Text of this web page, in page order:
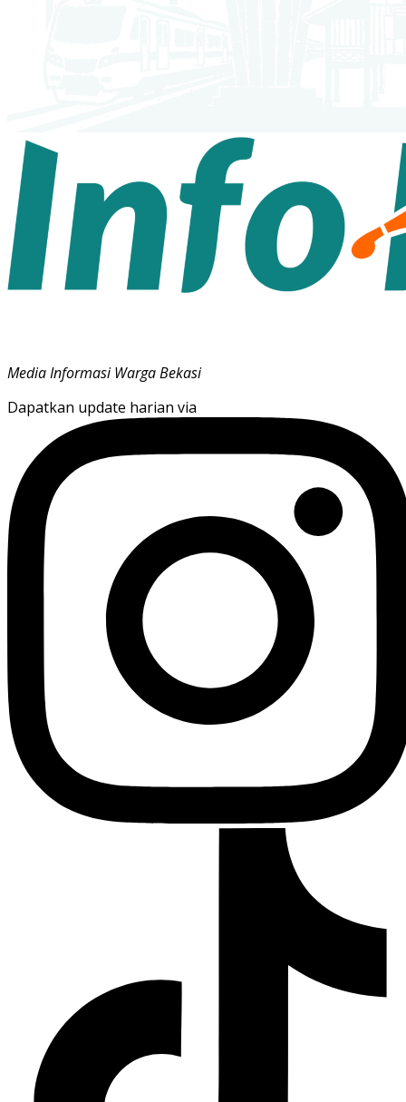
Media Informasi Warga Bekasi
Dapatkan update harian via